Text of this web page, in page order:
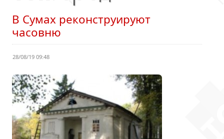
В Сумах реконструируют
часовню
28/08/19 09:48